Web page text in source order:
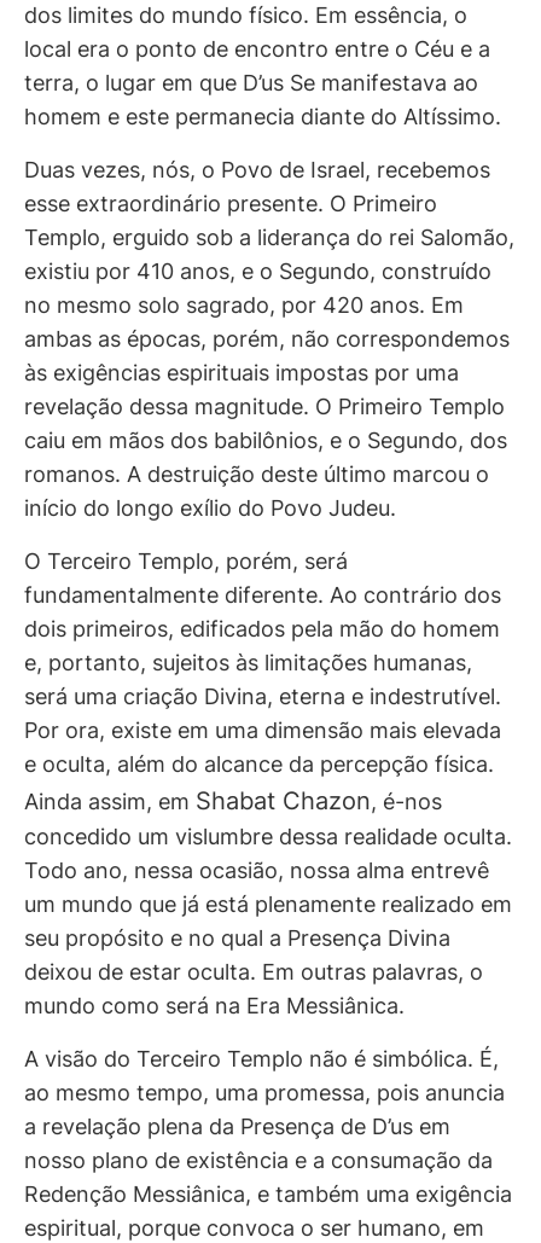
dos limites do mundo físico. Em essência, o
local era o ponto de encontro entre o Céu e a
terra, o lugar em que D’us Se manifestava ao
homem e este permanecia diante do Altíssimo.
Duas vezes, nós, o Povo de Israel, recebemos
esse extraordinário presente. O Primeiro
Templo, erguido sob a liderança do rei Salomão,
existiu por 410 anos, e o Segundo, construído
no mesmo solo sagrado, por 420 anos. Em
ambas as épocas, porém, não correspondemos
às exigências espirituais impostas por uma
revelação dessa magnitude. O Primeiro Templo
caiu em mãos dos babilônios, e o Segundo, dos
romanos. A destruição deste último marcou o
início do longo exílio do Povo Judeu.
O Terceiro Templo, porém, será
fundamentalmente diferente. Ao contrário dos
dois primeiros, edificados pela mão do homem
e, portanto, sujeitos às limitações humanas,
será uma criação Divina, eterna e indestrutível.
Por ora, existe em uma dimensão mais elevada
e oculta, além do alcance da percepção física.
Ainda assim, em Shabat Chazon, é-nos
concedido um vislumbre dessa realidade oculta.
Todo ano, nessa ocasião, nossa alma entrevê
um mundo que já está plenamente realizado em
seu propósito e no qual a Presença Divina
deixou de estar oculta. Em outras palavras, o
mundo como será na Era Messiânica.
A visão do Terceiro Templo não é simbólica. É,
ao mesmo tempo, uma promessa, pois anuncia
a revelação plena da Presença de D’us em
nosso plano de existência e a consumação da
Redenção Messiânica, e também uma exigência
espiritual, porque convoca o ser humano, em